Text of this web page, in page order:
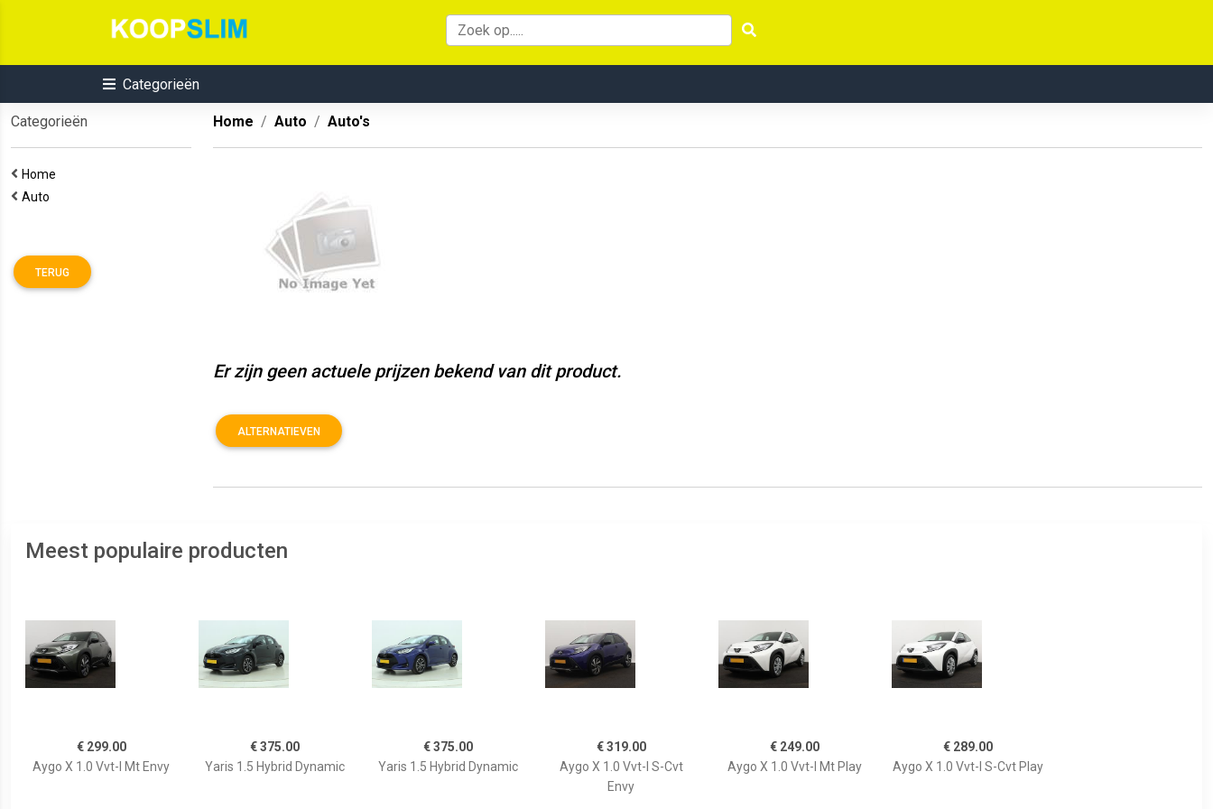
Categorieën
Categorieën
Home
Auto
TERUG
Home Auto Auto's
Er zijn geen actuele prijzen bekend van dit product.
ALTERNATIEVEN
Meest populaire producten
€ 299.00
Aygo X 1.0 Vvt-I Mt Envy
€ 375.00
Yaris 1.5 Hybrid Dynamic
€ 375.00
Yaris 1.5 Hybrid Dynamic
€ 319.00
Aygo X 1.0 Vvt-I S-Cvt
Envy
€ 249.00
Aygo X 1.0 Vvt-I Mt Play
€ 289.00
Aygo X 1.0 Vvt-I S-Cvt Play